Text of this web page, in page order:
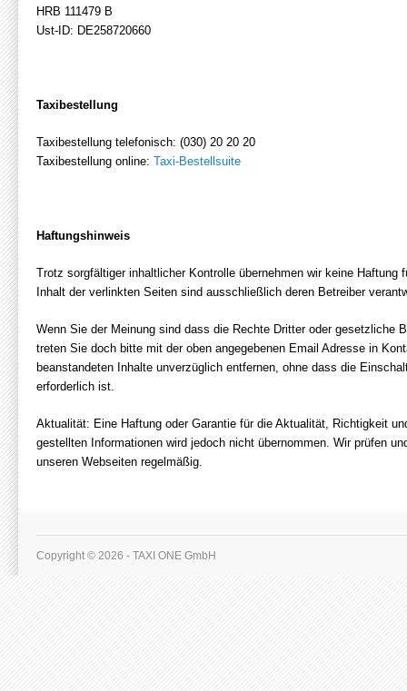
HRB 111479 B
Ust-ID: DE258720660
Taxibestellung
Taxibestellung telefonisch: (030) 20 20 20
Taxibestellung online: Taxi-Bestellsuite
Haftungshinweis
Trotz sorgfältiger inhaltlicher Kontrolle übernehmen wir keine Haftung
Inhalt der verlinkten Seiten sind ausschließlich deren Betreiber
Wenn Sie der Meinung sind dass die Rechte Dritter oder gesetzliche
treten Sie doch bitte mit der oben angegebenen Email Adresse in
beanstandeten Inhalte unverzüglich entfernen, ohne dass die
erforderlich ist.
Aktualität: Eine Haftung oder Garantie für die Aktualität, Richtigkeit
gestellten Informationen wird jedoch nicht übernommen. Wir prüfen
unseren Webseiten regelmäßig.
Copyright © 2026 - TAXI ONE GmbH